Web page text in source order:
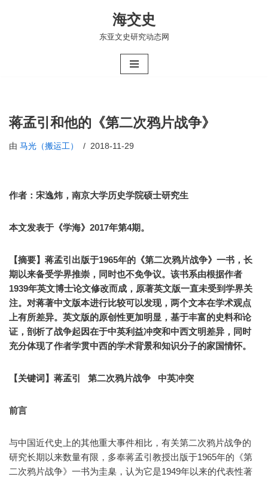
海交史
东亚文史研究动态网
蒋孟引和他的《第二次鸦片战争》
由 马光（搬运工） 2018-11-29
作者：宋逸炜，南京大学历史学院硕士研究生
本文发表于《学海》2017年第4期。
【摘要】蒋孟引出版于1965年的《第二次鸦片战争》一书，长
期以来备受学界推崇，同时也不免争议。该书系由根据作者
1939年英文博士论文修改而成，原著英文版一直未受到学界关
注。对蒋著中文版本进行比较可以发现，两个文本在学术观点
上有所差异。英文版的原创性更加明显，基于丰富的史料和论
证，剖析了战争起因在于中英利益冲突和中西文明差异，同时
充分体现了作者学贯中西的学术背景和知识分子的家国情怀。
【关键词】蒋孟引 第二次鸦片战争 中英冲突
前言
与中国近代史上的其他重大事件相比，有关第二次鸦片战争的
研究长期以来数量有限，多奉蒋孟引教授出版于1965年的《第
二次鸦片战争》一书为圭臬，认为它是1949年以来的代表性著